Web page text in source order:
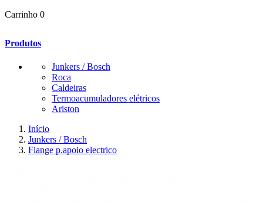
Carrinho 0
Produtos
Junkers / Bosch
Roca
Caldeiras
Termoacumuladores elétricos
Ariston
Início
Junkers / Bosch
Flange p.apoio electrico